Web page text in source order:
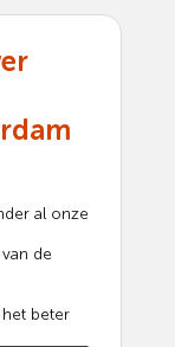
al onze
de
beter